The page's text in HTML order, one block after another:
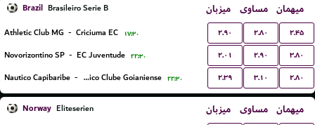
Brazil Brasileiro Serie B میزبان مساوی میهمان
Athletic Club MG - Criciuma EC ۱۷:۳۰ ۲.۹۰ ۲.۸۰ ۲.۴۵
Novorizontino SP - EC Juventude ۲۲:۳۰ ۲.۰۱ ۲.۹۰ ۳.۸۰
Nautico Capibaribe - Atletico Clube Goianiense ۲۲:۳۰ ۲.۳۹ ۳.۱۰ ۲.۸۰
Norway Eliteserien میزبان مساوی میهمان